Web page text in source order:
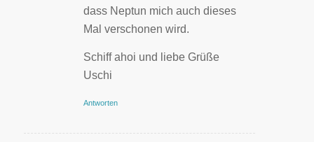
dass Neptun mich auch dieses
Mal verschonen wird.
Schiff ahoi und liebe Grüße
Uschi
Antworten